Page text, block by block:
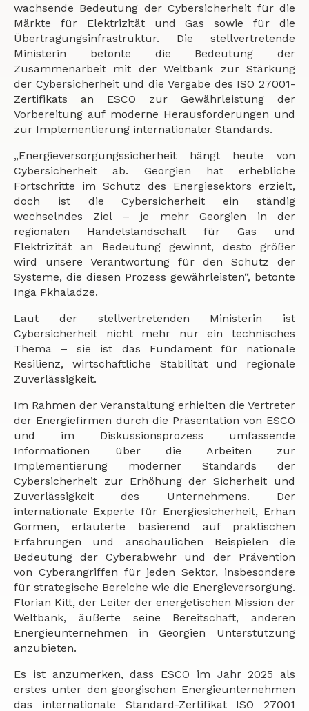
wachsende Bedeutung der Cybersicherheit für die
Märkte für Elektrizität und Gas sowie für die
Übertragungsinfrastruktur. Die stellvertretende
Ministerin betonte die Bedeutung der
Zusammenarbeit mit der Weltbank zur Stärkung
der Cybersicherheit und die Vergabe des ISO 27001-
Zertifikats an ESCO zur Gewährleistung der
Vorbereitung auf moderne Herausforderungen und
zur Implementierung internationaler Standards.
„Energie­versorgungssicherheit hängt heute von
Cybersicherheit ab. Georgien hat erhebliche
Fortschritte im Schutz des Energiesektors erzielt,
doch ist die Cybersicherheit ein ständig
wechselndes Ziel – je mehr Georgien in der
regionalen Handelslandschaft für Gas und
Elektrizität an Bedeutung gewinnt, desto größer
wird unsere Verantwortung für den Schutz der
Systeme, die diesen Prozess gewährleisten“, betonte
Inga Pkhaladze.
Laut der stellvertretenden Ministerin ist
Cybersicherheit nicht mehr nur ein technisches
Thema – sie ist das Fundament für nationale
Resilienz, wirtschaftliche Stabilität und regionale
Zuverlässigkeit.
Im Rahmen der Veranstaltung erhielten die Vertreter
der Energiefirmen durch die Präsentation von ESCO
und im Diskussionsprozess umfassende
Informationen über die Arbeiten zur
Implementierung moderner Standards der
Cybersicherheit zur Erhöhung der Sicherheit und
Zuverlässigkeit des Unternehmens. Der
internationale Experte für Energie­sicherheit, Erhan
Gormen, erläuterte basierend auf praktischen
Erfahrungen und anschaulichen Beispielen die
Bedeutung der Cyberabwehr und der Prävention
von Cyberangriffen für jeden Sektor, insbesondere
für strategische Bereiche wie die Energieversorgung.
Florian Kitt, der Leiter der energetischen Mission der
Weltbank, äußerte seine Bereitschaft, anderen
Energieunternehmen in Georgien Unterstützung
anzubieten.
Es ist anzumerken, dass ESCO im Jahr 2025 als
erstes unter den georgischen Energieunternehmen
das internationale Standard-Zertifikat ISO 27001